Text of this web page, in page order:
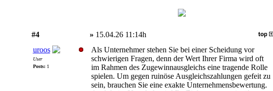
#4 » 15.04.26 11:14h
uroos
User
Posts:1
Als Unternehmer stehen Sie bei einer Scheidung vor
schwierigen Fragen, denn der Wert Ihrer Firma wird oft
im Rahmen des Zugewinnausgleichs eine tragende Rolle
spielen. Um gegen ruinöse Ausgleichszahlungen gefeit zu
sein, brauchen Sie eine exakte Unternehmensbewertung.